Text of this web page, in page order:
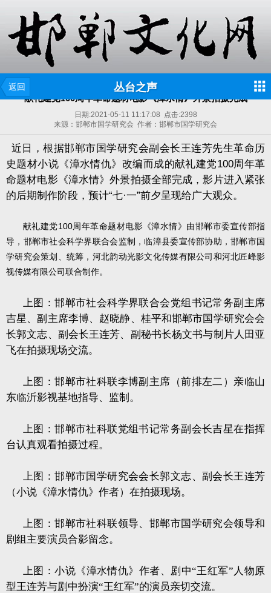
返回 丛台之声
献礼建党100周年革命题材电影《漳水情》外景拍摄完成
日期:2021-05-11 11:17:08 点击:2398
来源：邯郸市国学研究会 作者：邯郸市国学研究会
近日，根据邯郸市国学研究会副会长王连芳先生革命历
史题材小说《漳水情仇》改编而成的献礼建党100周年革
命题材电影《漳水情》外景拍摄全部完成，影片进入紧张
的后期制作阶段，预计“七·一”前夕呈现给广大观众。
献礼建党100周年革命题材电影《漳水情》由邯郸市委宣传部指
导，邯郸市社会科学界联合会监制，临漳县委宣传部协助，邯郸市国
学研究会策划、统筹，河北韵动光影文化传媒有限公司和河北匠峰影
视传媒有限公司联合制作。
上图：邯郸市社会科学界联合会党组书记常务副主席
吉星、副主席李博、赵晓静、桂平和邯郸市国学研究会会
长郭文志、副会长王连芳、副秘书长杨文书与制片人田亚
飞在拍摄现场交流。
上图：邯郸市社科联李博副主席（前排左二）亲临山
东临沂影视基地指导、监制。
上图：邯郸市社科联党组书记常务副会长吉星在指挥
台认真观看拍摄过程。
上图：邯郸市国学研究会会长郭文志、副会长王连芳
（小说《漳水情仇》作者）在拍摄现场。
上图：邯郸市社科联领导、邯郸市国学研究会领导和
剧组主要演员合影留念。
上图：小说《漳水情仇》作者、剧中“王红军”人物原
型王连芳与剧中扮演“王红军”的演员亲切交流。